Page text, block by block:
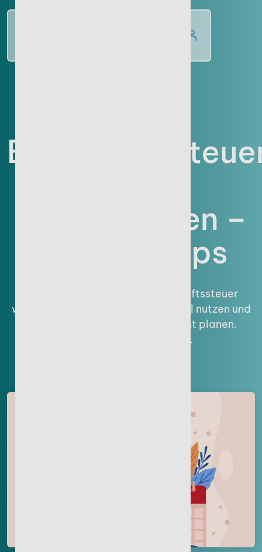
Unternehmen –
unsere Tipps
Alles, was Unternehmer Erbschaftssteuer
wissen sollten. Freibeträge optimal nutzen und
die Nachfolge steuerlich effizient planen.
Praxisbeispiele & Tipps.